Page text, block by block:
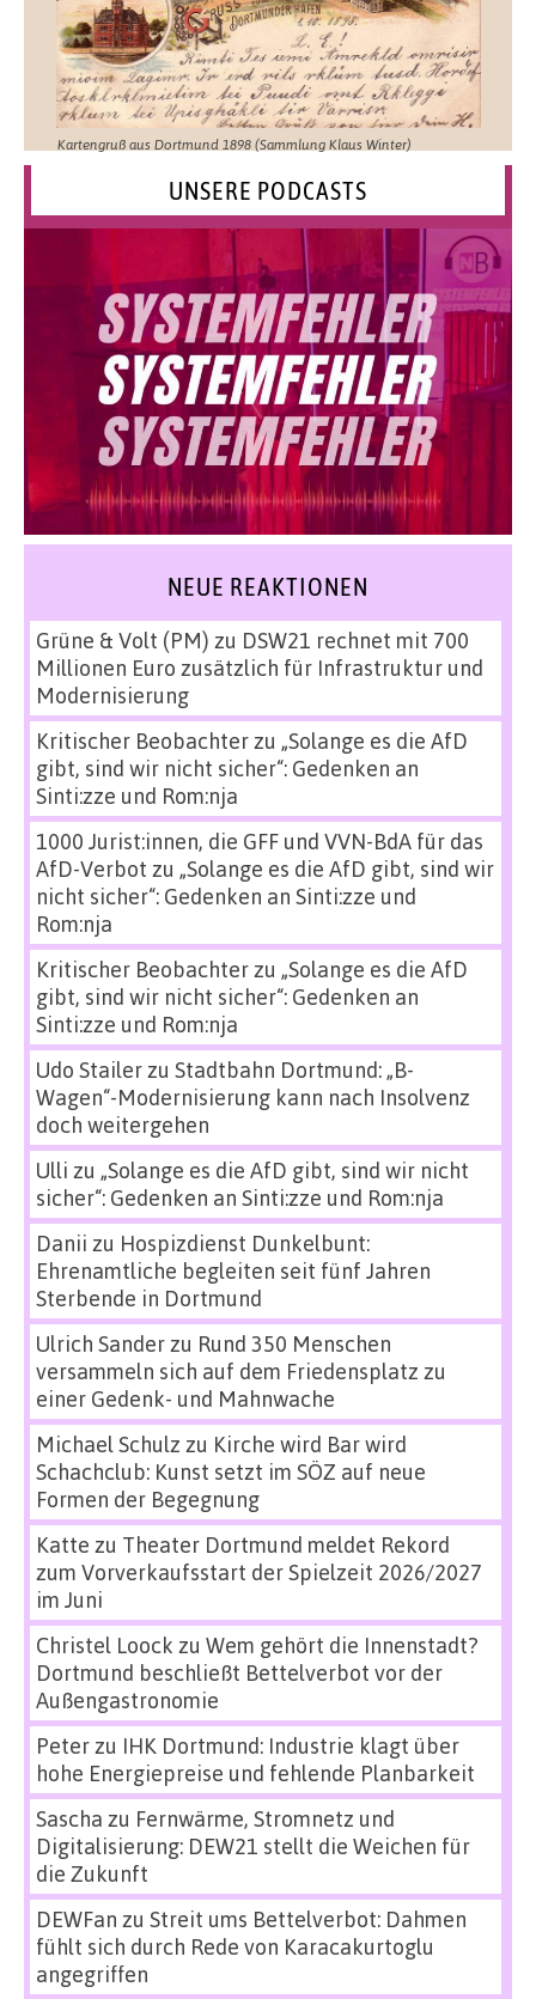
Kartengruß aus Dortmund 1898 (Sammlung Klaus Winter)
UNSERE PODCASTS
NEUE REAKTIONEN
Grüne & Volt (PM) zu DSW21 rechnet mit 700
Millionen Euro zusätzlich für Infrastruktur und
Modernisierung
Kritischer Beobachterzu „Solange es die AfD
gibt, sind wir nicht sicher“: Gedenken an
Sinti:zze und Rom:nja
1000 Jurist:innen, die GFF und VVN-BdA für das
AfD-Verbot zu „Solange es die AfD gibt, sind wir
nicht sicher“: Gedenken an Sinti:zze und
Rom:nja
Kritischer Beobachterzu „Solange es die AfD
gibt, sind wir nicht sicher“: Gedenken an
Sinti:zze und Rom:nja
Udo Stailerzu Stadtbahn Dortmund: „B-
Wagen“-Modernisierung kann nach Insolvenz
doch weitergehen
Ulli zu „Solange es die AfD gibt, sind wir nicht
sicher“: Gedenken an Sinti:zze und Rom:nja
Danii zu Hospizdienst Dunkelbunt:
Ehrenamtliche begleiten seit fünf Jahren
Sterbende in Dortmund
Ulrich Sanderzu Rund 350 Menschen
versammeln sich auf dem Friedensplatz zu
einer Gedenk- und Mahnwache
Michael Schulz zu Kirche wird Bar wird
Schachclub: Kunst setzt im SÖZ auf neue
Formen der Begegnung
Katte zu Theater Dortmund meldet Rekord
zum Vorverkaufsstart der Spielzeit 2026/2027
im Juni
Christel Loock zu Wem gehört die Innenstadt?
Dortmund beschließt Bettelverbot vor der
Außengastronomie
Peterzu IHK Dortmund: Industrie klagt über
hohe Energiepreise und fehlende Planbarkeit
Sascha zu Fernwärme, Stromnetz und
Digitalisierung: DEW21 stellt die Weichen für
die Zukunft
DEWFan zu Streit ums Bettelverbot: Dahmen
fühlt sich durch Rede von Karacakurtoglu
angegriffen